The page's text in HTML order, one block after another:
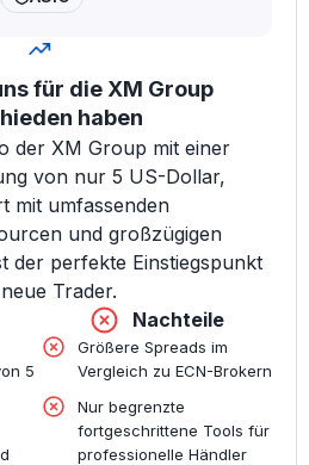
für die XM Group
haben
der XM Group mit einer
von nur 5 US-Dollar,
mit umfassenden
und großzügigen
der perfekte Einstiegspunkt
Trader.
5
Nachteile
Größere Spreads im
Vergleich zu ECN-Brokern
Nur begrenzte
fortgeschrittene Tools für
professionelle Händler